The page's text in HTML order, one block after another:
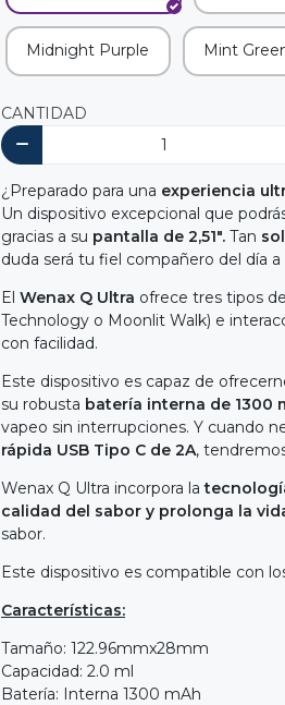
Midnight Purple Mint
CANTIDAD
¿Preparado para una experiencia
Un dispositivo excepcional que
gracias a su pantalla de 2,51". Tan
duda será tu fiel compañero del día a
El Wenax Q Ultra ofrece tres tipos
Technology o Moonlit Walk) e
con facilidad.
Este dispositivo es capaz de
su robusta batería interna de 1300
vapeo sin interrupciones. Y cuando
rápida USB Tipo C de 2A,
Wenax Q Ultra incorpora la
calidad del sabor y prolonga la
sabor.
Este dispositivo es compatible con
Características:
Tamaño: 122.96mmx28mm
Capacidad: 2.0 ml
Batería: Interna 1300 mAh